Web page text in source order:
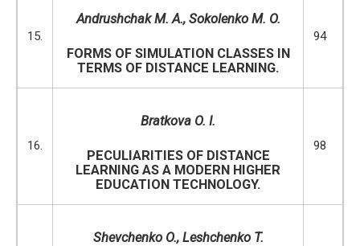
15.
Andrushchak M. A., Sokolenko M. O.
FORMS OF SIMULATION CLASSES IN
TERMS OF DISTANCE LEARNING.
94
16.
Bratkova O. I.
PECULIARITIES OF DISTANCE
LEARNING AS A MODERN HIGHER
EDUCATION TECHNOLOGY.
98
Shevchenko O., Leshchenko T.